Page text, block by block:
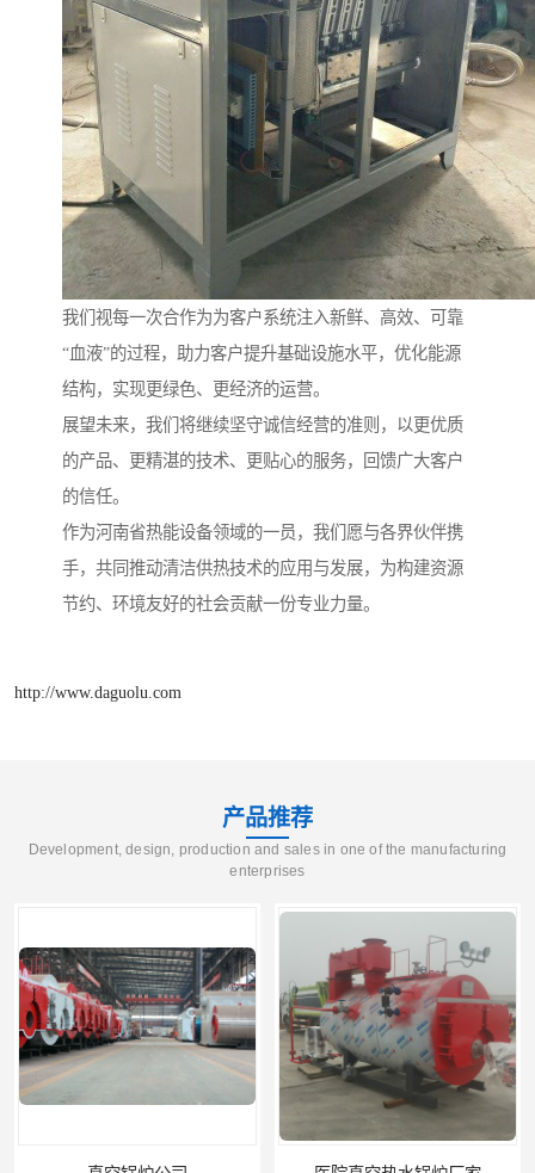
我们视每一次合作为为客户系统注入新鲜、高效、可靠
“血液”的过程，助力客户提升基础设施水平，优化能源
结构，实现更绿色、更经济的运营。
展望未来，我们将继续坚守诚信经营的准则，以更优质
的产品、更精湛的技术、更贴心的服务，回馈广大客户
的信任。
作为河南省热能设备领域的一员，我们愿与各界伙伴携
手，共同推动清洁供热技术的应用与发展，为构建资源
节约、环境友好的社会贡献一份专业力量。
http://www.daguolu.com
产品推荐
Development, design, production and sales in one of the manufacturing
enterprises